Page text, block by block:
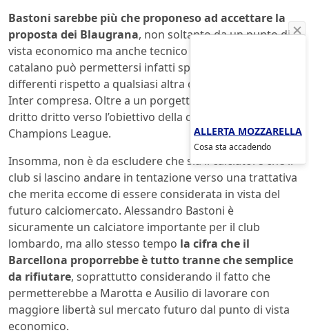
Bastoni sarebbe più che proponeso ad accettare la
proposta dei Blaugrana, non soltanto da un punto di
vista economico ma anche tecnico e sportivo. Il club
catalano può permettersi infatti spese decisamente
differenti rispetto a qualsiasi altra che milita in Serie A,
Inter compresa. Oltre a un porgetto sportivo che punta
dritto dritto verso l’obiettivo della conquista della
Champions League.
Insomma, non è da escludere che sia il calciatore che il
club si lascino andare in tentazione verso una trattativa
che merita eccome di essere considerata in vista del
futuro calciomercato. Alessandro Bastoni è
sicuramente un calciatore importante per il club
lombardo, ma allo stesso tempo la cifra che il
Barcellona proporrebbe è tutto tranne che semplice
da rifiutare, soprattutto considerando il fatto che
permetterebbe a Marotta e Ausilio di lavorare con
maggiore libertà sul mercato futuro dal punto di vista
economico.
ALLERTA MOZZARELLA
Cosa sta accadendo